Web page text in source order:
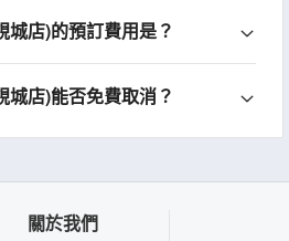
城店)的預訂費用是？
城店)能否免費取消？
關於我們